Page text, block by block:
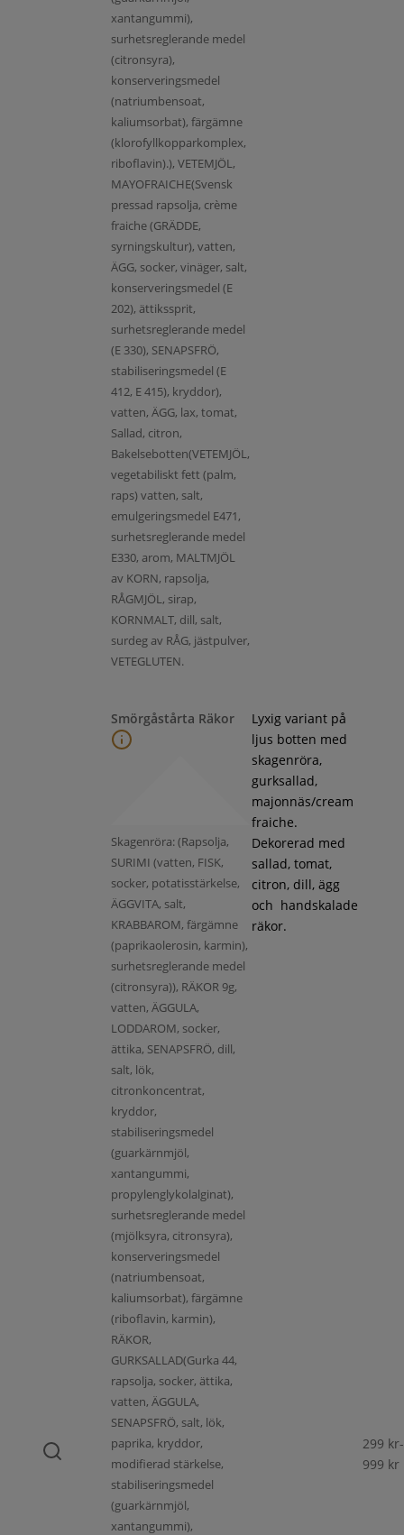
xantangummi),
surhetsreglerande medel
(citronsyra),
konserveringsmedel
(natriumbensoat,
kaliumsorbat), färgämne
(klorofyllkopparkomplex,
riboflavin).), VETEMJÖL,
MAYOFRAICHE(Svensk
pressad rapsolja, crème
fraiche (GRÄDDE,
syrningskultur), vatten,
ÄGG, socker, vinäger, salt,
konserveringsmedel (E
202), ättikssprit,
surhetsreglerande medel
(E 330), SENAPSFRÖ,
stabiliseringsmedel (E
412, E 415), kryddor),
vatten, ÄGG, lax, tomat,
Sallad, citron,
Bakelsebotten(VETEMJÖL,
vegetabiliskt fett (palm,
raps) vatten, salt,
emulgeringsmedel E471,
surhetsreglerande medel
E330, arom, MALTMJÖL
av KORN, rapsolja,
RÅGMJÖL, sirap,
KORNMALT, dill, salt,
surdeg av RÅG, jästpulver,
VETEGLUTEN.
Smörgåstårta Räkor
Skagenröra: (Rapsolja,
SURIMI (vatten, FISK,
socker, potatisstärkelse,
ÄGGVITA, salt,
KRABBAROM, färgämne
(paprikaolerosin, karmin),
surhetsreglerande medel
(citronsyra)), RÄKOR 9g,
vatten, ÄGGULA,
LODDAROM, socker,
ättika, SENAPSFRÖ, dill,
salt, lök,
citronkoncentrat,
kryddor,
stabiliseringsmedel
(guarkärnmjöl,
xantangummi,
propylenglykolalginat),
surhetsreglerande medel
(mjölksyra, citronsyra),
konserveringsmedel
(natriumbensoat,
kaliumsorbat), färgämne
(riboflavin, karmin),
RÄKOR,
GURKSALLAD(Gurka 44,
rapsolja, socker, ättika,
vatten, ÄGGULA,
SENAPSFRÖ, salt, lök,
paprika, kryddor,
modifierad stärkelse,
stabiliseringsmedel
(guarkärnmjöl,
xantangummi),
Lyxig variant på
ljus botten med
skagenröra,
gurksallad,
majonnäs/cream
fraiche.
Dekorerad med
sallad, tomat,
citron, dill, ägg
och handskalade
räkor.
299 kr-
999 kr